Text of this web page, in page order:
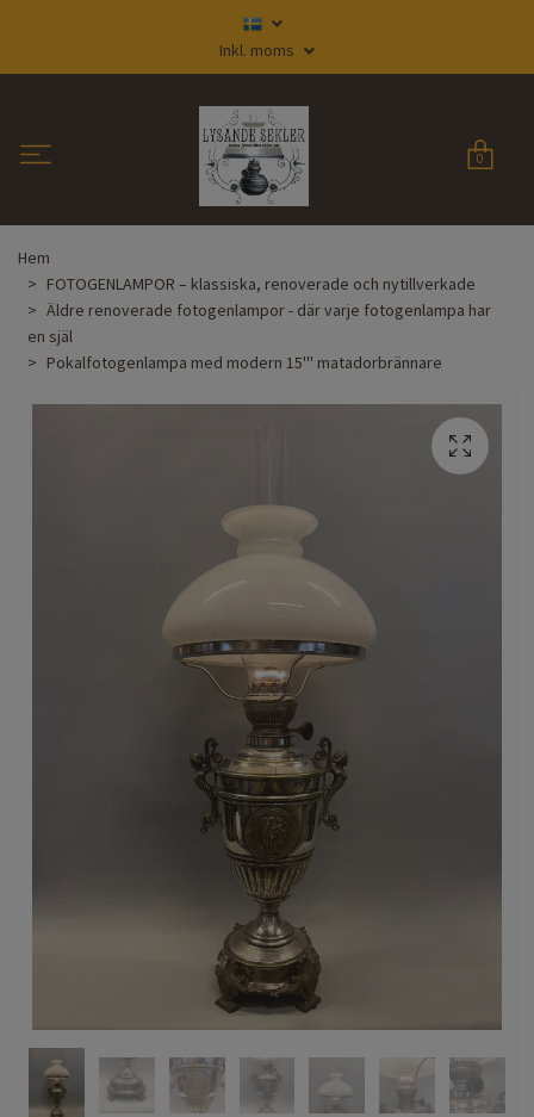
Inkl. moms
0
Hem
FOTOGENLAMPOR – klassiska, renoverade och nytillverkade
Äldre renoverade fotogenlampor - där varje fotogenlampa har
en själ
Pokalfotogenlampa med modern 15''' matadorbrännare